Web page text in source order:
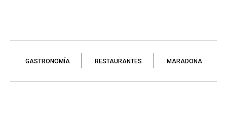
GASTRONOMÍA RESTAURANTES MARADONA